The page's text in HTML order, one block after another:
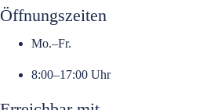
Öffnungszeiten
Mo.–Fr.
8:00–17:00 Uhr